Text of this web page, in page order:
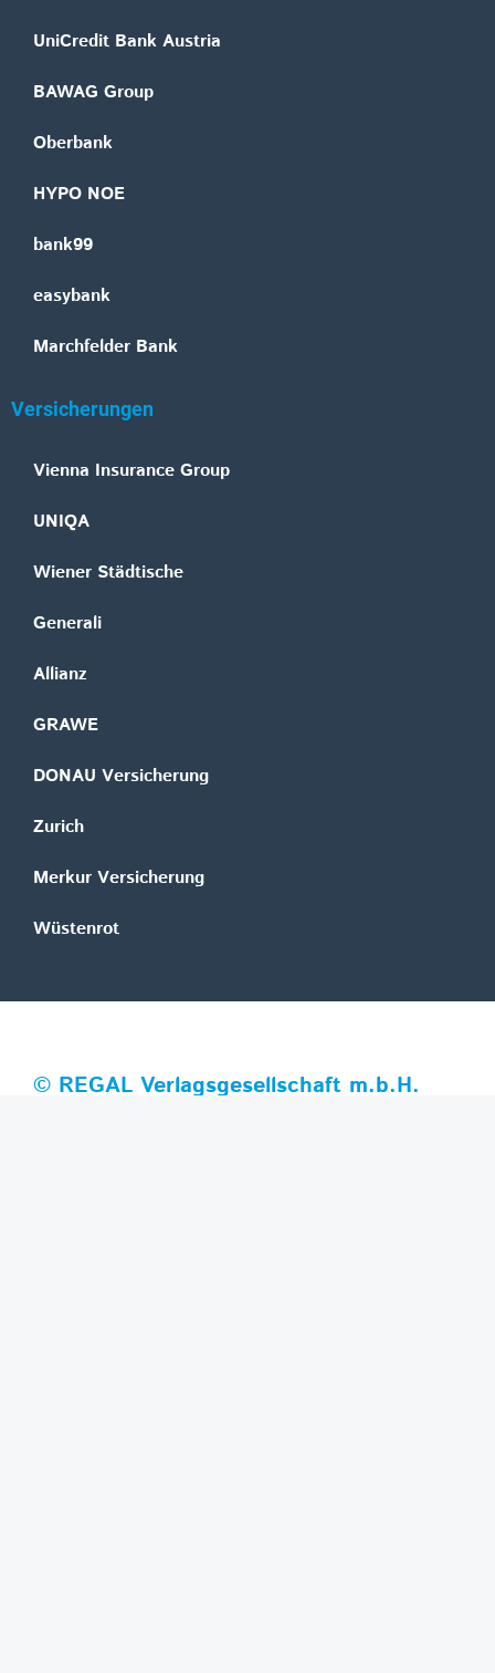
UniCredit Bank Austria
BAWAG Group
Oberbank
HYPO NOE
bank99
easybank
Marchfelder Bank
Versicherungen
Vienna Insurance Group
UNIQA
Wiener Städtische
Generali
Allianz
GRAWE
DONAU Versicherung
Zurich
Merkur Versicherung
Wüstenrot
© REGAL Verlagsgesellschaft m.b.H.